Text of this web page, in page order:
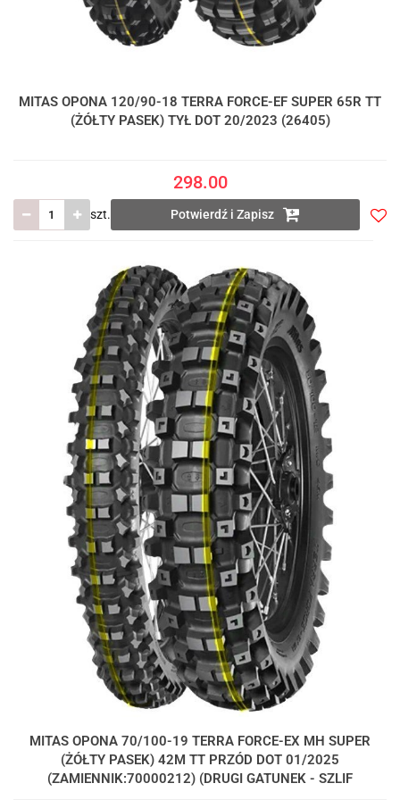
MITAS OPONA 120/90-18 TERRA FORCE-EF SUPER 65R TT
(ŻÓŁTY PASEK) TYŁ DOT 20/2023 (26405)
298.00
szt. Potwierdź i Zapisz
MITAS OPONA 70/100-19 TERRA FORCE-EX MH SUPER
(ŻÓŁTY PASEK) 42M TT PRZÓD DOT 01/2025
(ZAMIENNIK:70000212) (DRUGI GATUNEK - SZLIF